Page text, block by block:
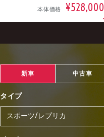
本体価格 ¥528,000
新車 中古車
タイプ